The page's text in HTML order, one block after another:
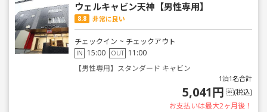
ウェルキャビン天神【男性専用】
8.8 非常に良い
チェックイン ~ チェックアウト
IN 15:00 OUT 11:00
【男性専用】スタンダード キャビン
1泊1名合計
5,041円 (税込)
お支払いは最大2ヶ月後！